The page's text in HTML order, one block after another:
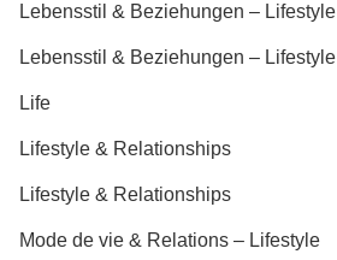
Lebensstil & Beziehungen – Lifestyle
Lebensstil & Beziehungen – Lifestyle
Life
Lifestyle & Relationships
Lifestyle & Relationships
Mode de vie & Relations – Lifestyle